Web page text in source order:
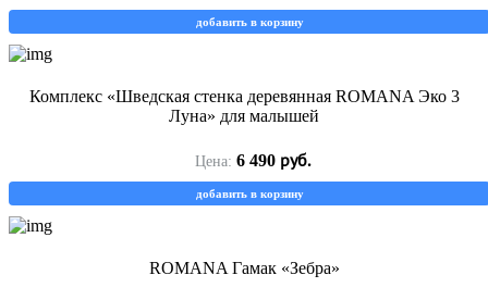
добавить в корзину
Комплекс «Шведская стенка деревянная ROMANA Эко 3
Луна» для малышей
Цена: 6 490 руб.
добавить в корзину
ROMANA Гамак «Зебра»